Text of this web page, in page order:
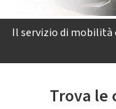
Il servizio di mobilità
Trova le